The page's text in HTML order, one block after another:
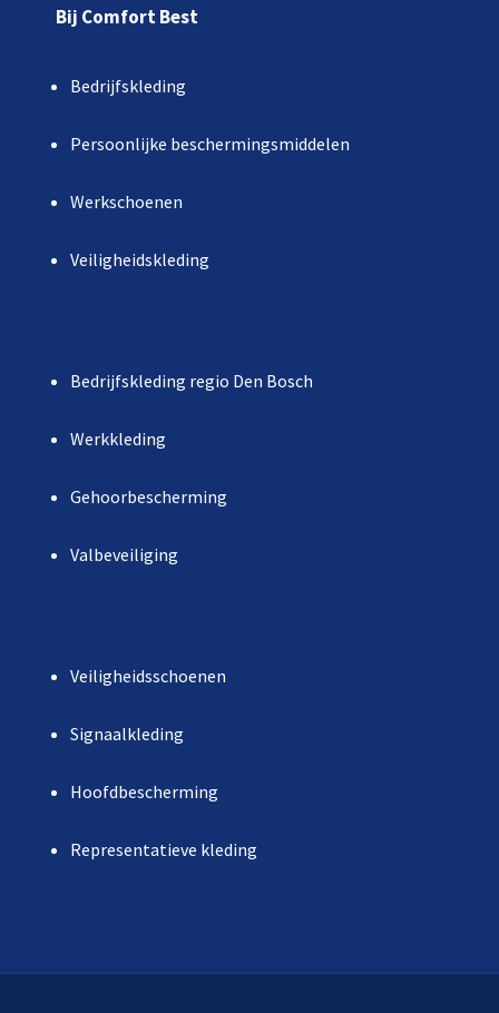
Bij Comfort Best
Bedrijfskleding
Persoonlijke beschermingsmiddelen
Werkschoenen
Veiligheidskleding
Bedrijfskleding regio Den Bosch
Werkkleding
Gehoorbescherming
Valbeveiliging
Veiligheidsschoenen
Signaalkleding
Hoofdbescherming
Representatieve kleding